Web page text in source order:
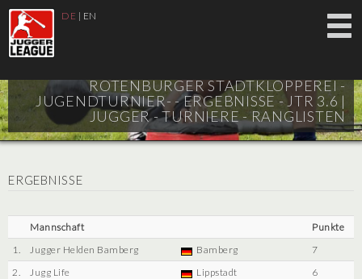
DE | EN
ROTENBURGER STADTKLOPPEREI -
JUGENDTURNIER- - ERGEBNISSE - JTR 3.6 |
JUGGER - TURNIERE - RANGLISTEN
ERGEBNISSE
Mannschaft
Punkte
1.
Jugger Helden Bamberg Bamberg
7
2.
Jugg Life Lippstadt
6